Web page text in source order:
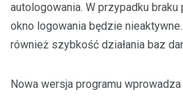
autologowania. W przypadku
okno logowania będzie
również szybkość działania baz
Nowa wersja programu wprowadza